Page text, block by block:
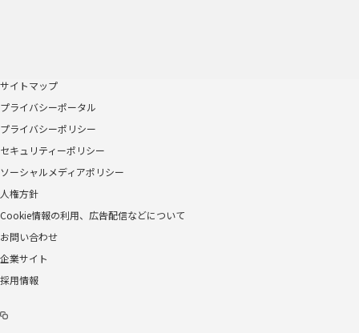
サイトマップ
プライバシーポータル
プライバシーポリシー
セキュリティーポリシー
ソーシャルメディアポリシー
人権方針
Cookie情報の利用、広告配信などについて
お問い合わせ
企業サイト
採用情報